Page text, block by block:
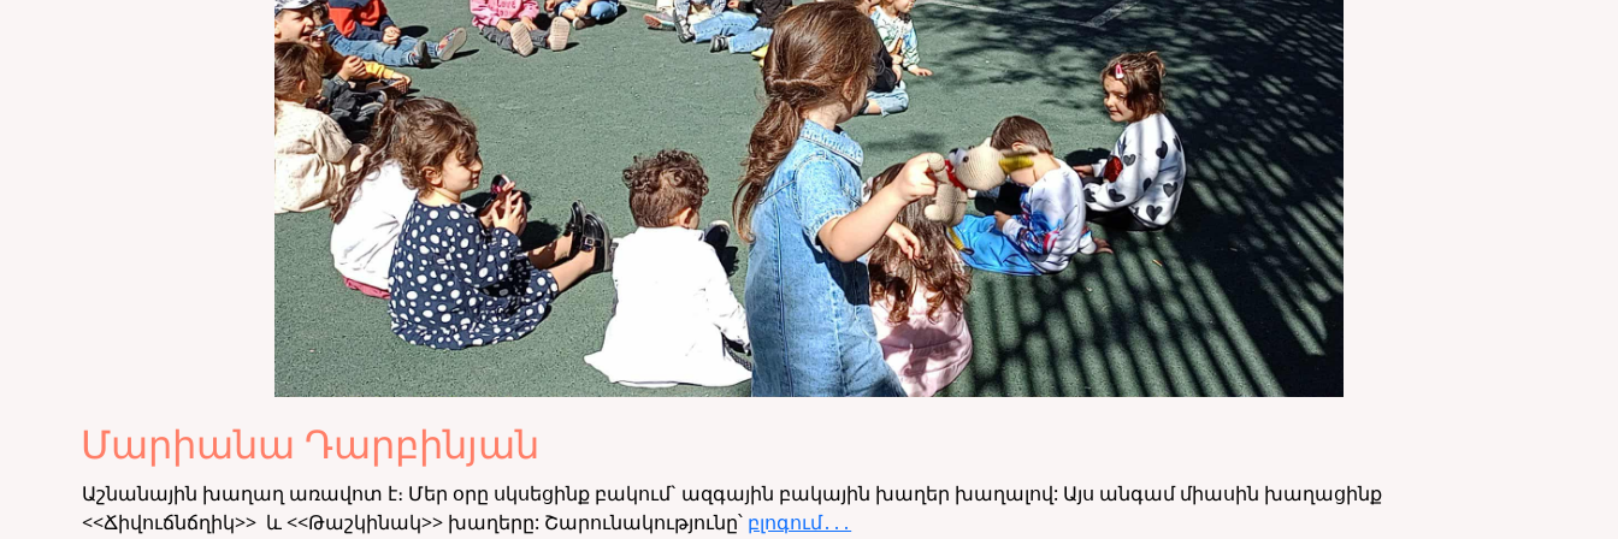
Մարիանա Դարբինյան
Աշնանային խաղաղ առավոտ է։ Մեր օրը սկսեցինք բակում` ազգային բակային խաղեր խաղալով: Այս անգամ միասին խաղացինք
<<Ճիվուճնճղիկ>> և <<Թաշկինակ>> խաղերը: Շարունակությունը՝ բլոգում․․․